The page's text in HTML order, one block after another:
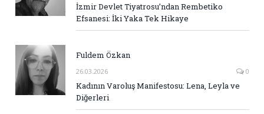
İzmir Devlet Tiyatrosu’ndan Rembetiko
Efsanesi: İki Yaka Tek Hikaye
Fuldem Özkan
26.03.2026 0
Kadının Varoluş Manifestosu: Lena, Leyla ve
Diğerleri